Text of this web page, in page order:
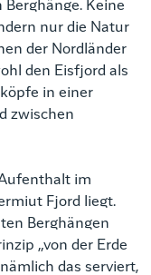
Keine
nur die Natur
der Nordländer
den Eisfjord als
in einer
zwischen
im
Fjord liegt.
Berghängen
„von der Erde
das serviert,